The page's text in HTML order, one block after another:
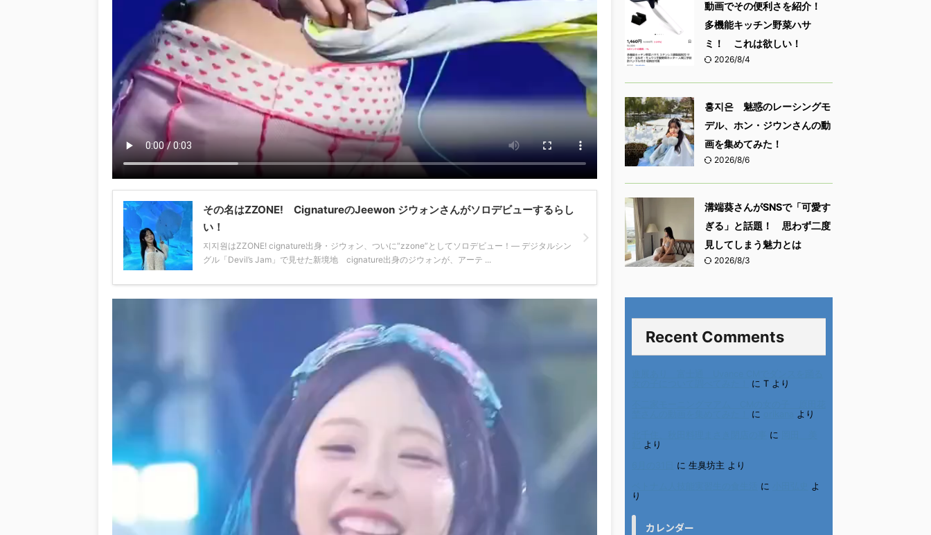
その名はZZONE! CignatureのJeewon ジウォンさんがソロデビューするらし
い！
지지원はZZONE! cignature出身・ジウォン、ついに“zzone”としてソロデビュー！— デジタルシン
グル「Devil’s Jam」で見せた新境地 cignature出身のジウォンが、アーテ ...
動画でその便利さを紹介！
多機能キッチン野菜ハサ
ミ！ これは欲しい！
2026/8/4
홍지은 魅惑のレーシングモ
デル、ホン・ジウンさんの動
画を集めてみた！
2026/8/6
溝端葵さんがSNSで「可愛す
ぎる」と話題！ 思わず二度
見してしまう魅力とは
2026/8/3
Recent Comments
に T より
に
より
に
より
に 生臭坊主 より
に
よ
り
カレンダー